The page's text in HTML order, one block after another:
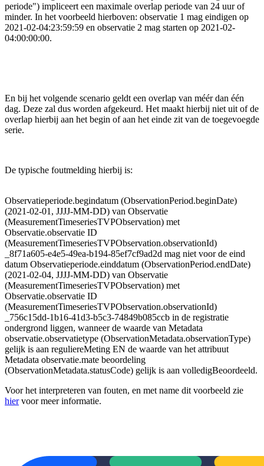
periode") impliceert een maximale overlap periode van 24 uur of
minder. In het voorbeeld hierboven: observatie 1 mag eindigen op
2021-02-04:23:59:59 en observatie 2 mag starten op 2021-02-
04:00:00:00.
En bij het volgende scenario geldt een overlap van méér dan één
dag. Deze zal dus worden afgekeurd. Het maakt hierbij niet uit of de
overlap hierbij aan het begin of aan het einde zit van de toegevoegde
serie.
De typische foutmelding hierbij is:
Observatieperiode.begindatum (ObservationPeriod.beginDate)
(2021-02-01, JJJJ-MM-DD) van Observatie
(MeasurementTimeseriesTVPObservation) met
Observatie.observatie ID
(MeasurementTimeseriesTVPObservation.observationId)
_8f71a605-e4e5-49ea-b194-85ef7cf9ad2d mag niet voor de eind
datum Observatieperiode.einddatum (ObservationPeriod.endDate)
(2021-02-04, JJJJ-MM-DD) van Observatie
(MeasurementTimeseriesTVPObservation) met
Observatie.observatie ID
(MeasurementTimeseriesTVPObservation.observationId)
_756c15dd-1b16-41d3-b5c3-74849b085ccb in de registratie
ondergrond liggen, wanneer de waarde van Metadata
observatie.observatietype (ObservationMetadata.observationType)
gelijk is aan reguliereMeting EN de waarde van het attribuut
Metadata observatie.mate beoordeling
(ObservationMetadata.statusCode) gelijk is aan volledigBeoordeeld.
Voor het interpreteren van fouten, en met name dit voorbeeld zie
hiervoor meer informatie.